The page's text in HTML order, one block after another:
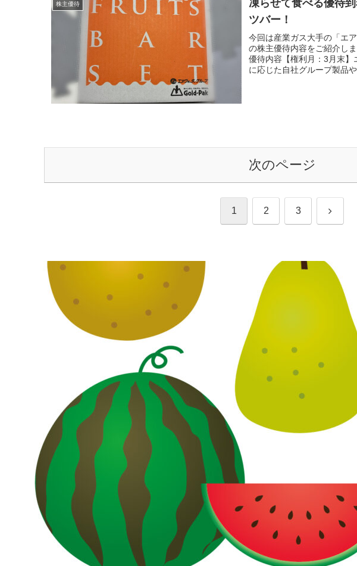
株主優待
凍らせて食べる優待
ツバー！
今回は産業ガス大手の「エ
の株主優待内容をご紹介し
優待内容【権利月：3月末
に応じた自社グループ製品
次のページ
1 2 3 次